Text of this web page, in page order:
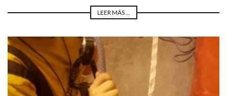
LEER MÁS ...